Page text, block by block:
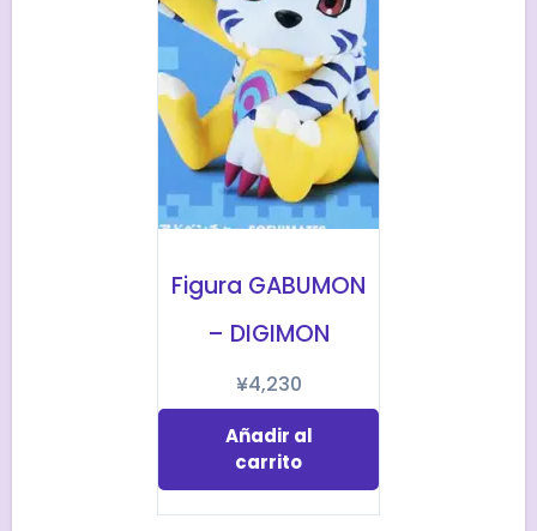
Figura GABUMON
– DIGIMON
¥4,230
Añadir al
carrito